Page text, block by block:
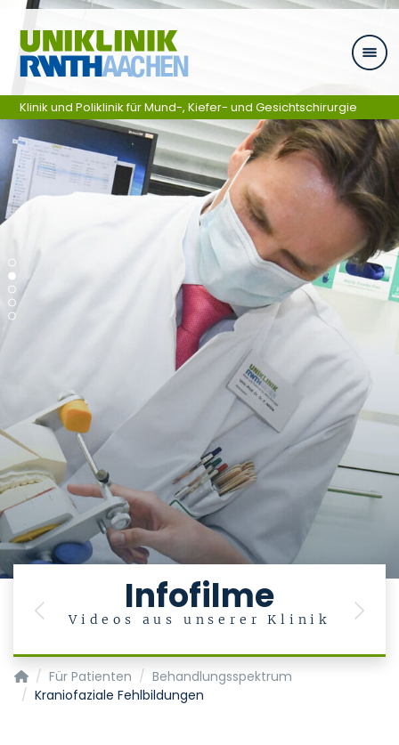
Zum Inhalt springen
Infofilme
Videos aus unserer Klinik
Previous Next
Klinik und Poliklinik für Mund-, Kiefer- und Gesichtschirurgie
Klinik und Poliklinik für Mund-, Kiefer- und Gesichtschirurgie
Für Patienten
Behandlungsspektrum
Kraniofaziale Fehlbildungen